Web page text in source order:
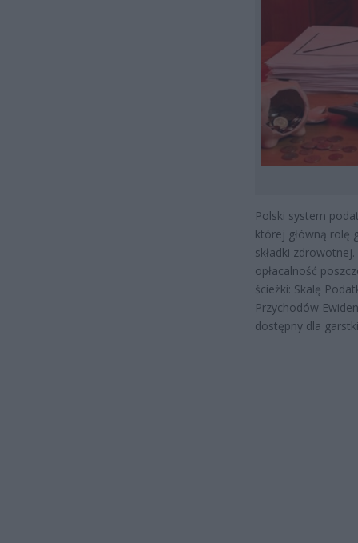
Polski system
której główną rolę
składki
opłacalność
ścieżki: Skalę
Przychodów
dostępny dla